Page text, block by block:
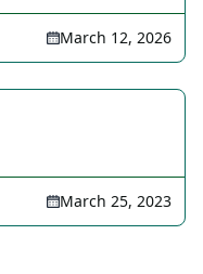
March 12, 2026
March 25, 2023